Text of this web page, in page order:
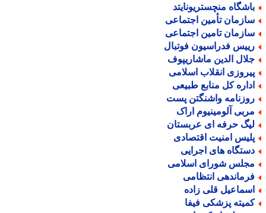
منچستریونایتد
تأمین اجتماعی
تامین اجتماعی
فدراسیون فوتبال
الدین ماشاریپوف
انقلاب اسلامی
کل منابع طبیعی
واشنگتن پست
آلومینیوم اراک
حرفه ای عربستان
امنیت اقتصادی
های اجرایی
شورای اسلامی
انتظامی
قلی زاده
پزشکی فیفا